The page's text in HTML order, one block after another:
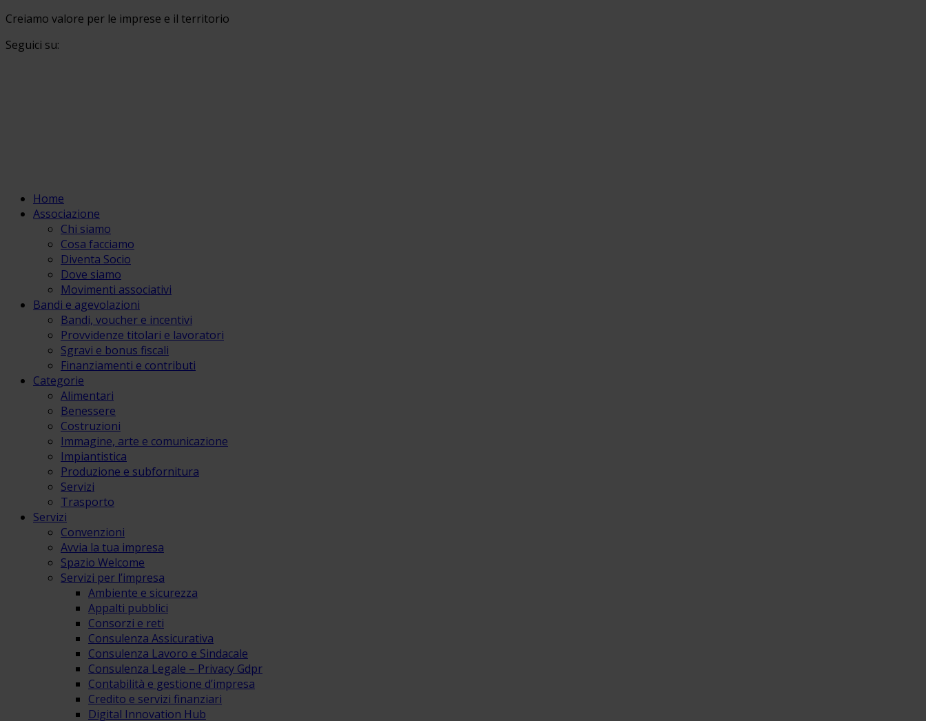
Creiamo valore per le imprese e il territorio
Seguici su:
Home
Associazione
Chi siamo
Cosa facciamo
Diventa Socio
Dove siamo
Movimenti associativi
Bandi e agevolazioni
Bandi, voucher e incentivi
Provvidenze titolari e lavoratori
Sgravi e bonus fiscali
Finanziamenti e contributi
Categorie
Alimentari
Benessere
Costruzioni
Immagine, arte e comunicazione
Impiantistica
Produzione e subfornitura
Servizi
Trasporto
Servizi
Convenzioni
Avvia la tua impresa
Spazio Welcome
Servizi per l’impresa
Ambiente e sicurezza
Appalti pubblici
Consorzi e reti
Consulenza Assicurativa
Consulenza Lavoro e Sindacale
Consulenza Legale – Privacy Gdpr
Contabilità e gestione d’impresa
Credito e servizi finanziari
Digital Innovation Hub